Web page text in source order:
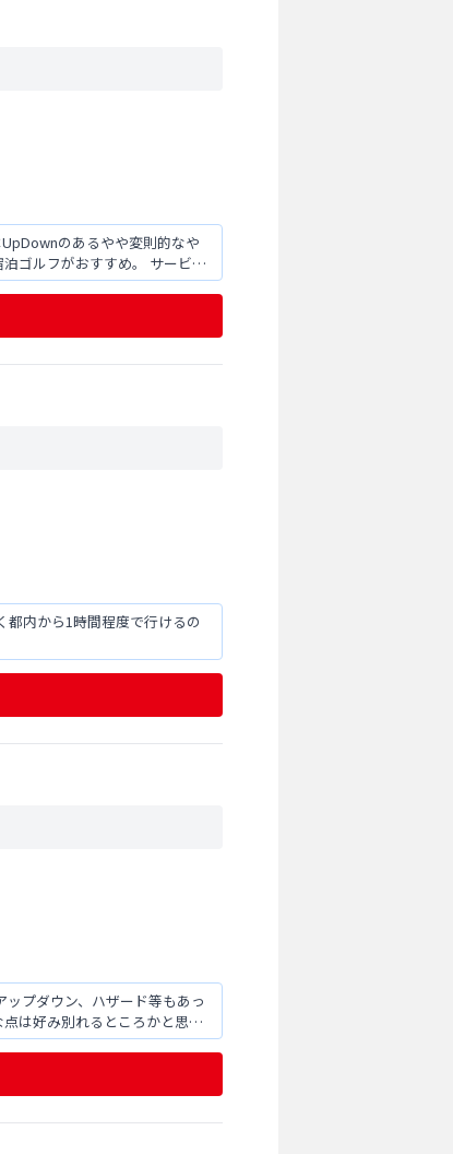
のあるやや変則的なや
ゴルフがおすすめ。 サービス
プダウン、ハザード等もあっ
は好み別れるところかと思う